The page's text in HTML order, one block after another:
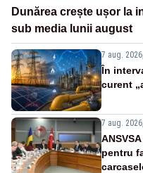
Dunărea crește ușor la
sub media lunii august
7 aug.
În
curent
7 aug.
pentru